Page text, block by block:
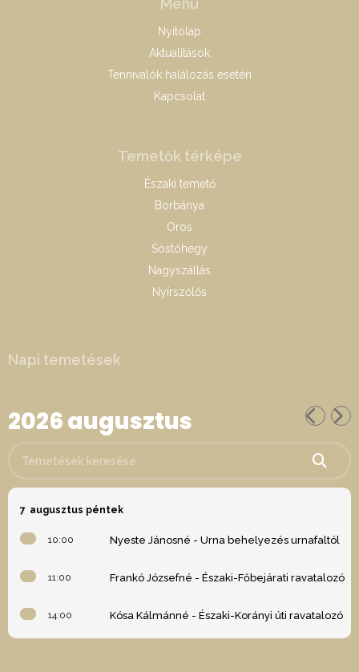
Menü
Nyitólap
Aktualitások
Tennivalók halálozás esetén
Kapcsolat
Temetők térképe
Északi temető
Borbánya
Oros
Sóstóhegy
Nagyszállás
Nyírszőlős
Napi temetések
2026 augusztus
7 augusztus péntek
10:00 Nyeste Jánosné - Urna behelyezés urnafaltól
11:00 Frankó Józsefné - Északi-Főbejárati ravatalozó
14:00 Kósa Kálmánné - Északi-Korányi úti ravatalozó